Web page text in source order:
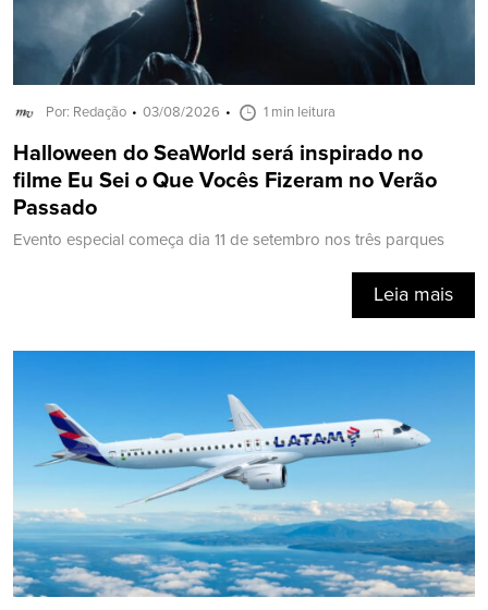
Por: Redação 03/08/2026 1 min leitura
Halloween do SeaWorld será inspirado no
filme Eu Sei o Que Vocês Fizeram no Verão
Passado
Evento especial começa dia 11 de setembro nos três parques
Leia mais